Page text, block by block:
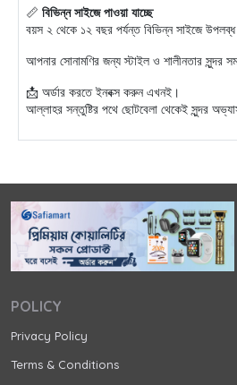
📏 বিভিন্ন সাইজে পাওয়া যাচ্ছে
বয়স ২ থেকে ১২ বছর পর্যন্ত বিভিন্ন সাইজে
আপনার সোনামণির জন্য স্টাইল ও শালীনতার সুন্দর
📩 অর্ডার করতে ইনবক্স করুন এখনই।
আল্লাহর সন্তুষ্টির পথে ছোটবেলা থেকেই সুন্দর
POLICY
Privacy Policy
Terms & Conditions